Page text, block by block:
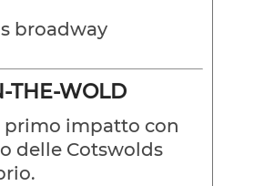
THE-WOLD
primo impatto con
delle Cotswolds